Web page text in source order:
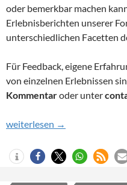
oder bemerkbar machen
Erlebnisberichten unserer
unterschiedlichen Facetten
Für Feedback, eigene
von einzelnen Erlebnissen
Kommentaroder unter
Außerkörperliche
weiterlesen →